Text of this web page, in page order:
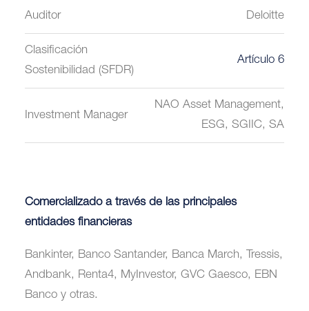
Auditor Deloitte
Clasificación
Sostenibilidad (SFDR)
Artículo 6
Investment Manager
NAO Asset Management,
ESG, SGIIC, SA
Comercializado a través de las principales
entidades financieras
Bankinter, Banco Santander, Banca March, Tressis,
Andbank, Renta4, MyInvestor, GVC Gaesco, EBN
Banco y otras.